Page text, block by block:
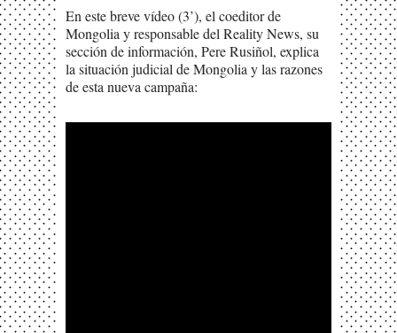
En este breve vídeo (3’), el coeditor de
Mongolia y responsable del Reality News, su
sección de información, Pere Rusiñol, explica
la situación judicial de Mongolia y las razones
de esta nueva campaña: